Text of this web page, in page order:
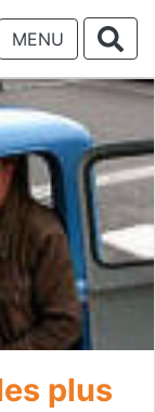
MENU
plus